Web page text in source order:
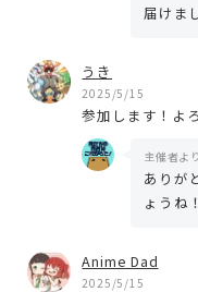
届けま
うき
2025/5/15
参加します！よ
主催者より
ありが
ょうね！
Anime Dad
2025/5/15